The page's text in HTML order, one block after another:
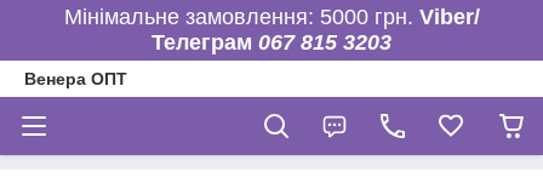
Мінімальне замовлення: 5000 грн. Viber/
Телеграм 067 815 3203
Венера ОПТ